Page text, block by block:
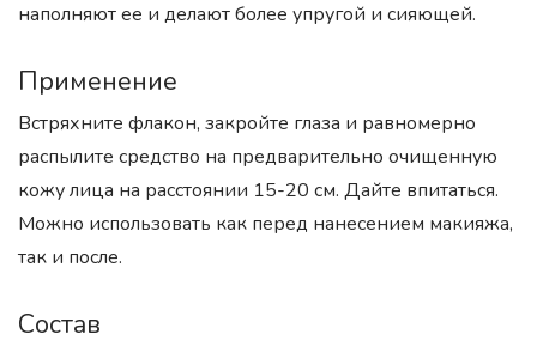
наполняют ее и делают более упругой и сияющей.
Применение
Встряхните флакон, закройте глаза и равномерно
распылите средство на предварительно очищенную
кожу лица на расстоянии 15-20 см. Дайте впитаться.
Можно использовать как перед нанесением макияжа,
так и после.
Состав